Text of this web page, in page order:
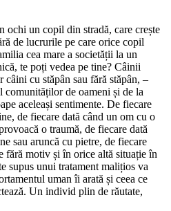
ochi un copil din stradă, care crește
de lucrurile pe care orice copil
cea mare a societății la un
te poți vedea pe tine? Câinii
cu stăpân sau fără stăpân, –
de oameni și de la
aceleași sentimente. De fiecare
de fiecare dată când un om cu o
o traumă, de fiecare dată
sau aruncă cu pietre, de fiecare
fără motiv și în orice altă situație în
supus unui tratament malițios va
uman îi arată și ceea ce
Un individ plin de răutate,